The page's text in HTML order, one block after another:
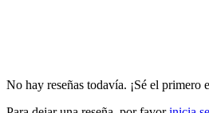
No hay reseñas todavía. ¡Sé el primero